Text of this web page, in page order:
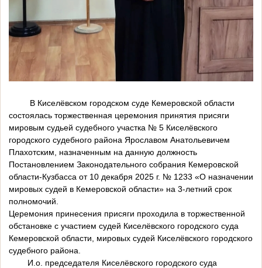
В Киселёвском городском суде Кемеровской области
состоялась торжественная церемония принятия присяги
мировым судьей судебного участка № 5 Киселёвского
городского судебного района Ярославом Анатольевичем
Плахотским, назначенным на данную должность
Постановлением Законодательного собрания Кемеровской
области-Кузбасса от 10 декабря 2025 г. № 1233 «О назначении
мировых судей в Кемеровской области» на 3-летний срок
полномочий.
Церемония принесения присяги проходила в торжественной
обстановке с участием судей Киселёвского городского суда
Кемеровской области, мировых судей Киселёвского городского
судебного района.
И.о. председателя Киселёвского городского суда